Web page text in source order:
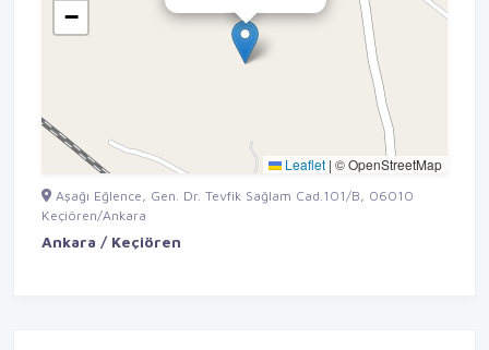
−
Leaflet | © OpenStreetMap
Aşağı Eğlence, Gen. Dr. Tevfik Sağlam Cad.101/B, 06010
Keçiören/Ankara
Ankara / Keçiören